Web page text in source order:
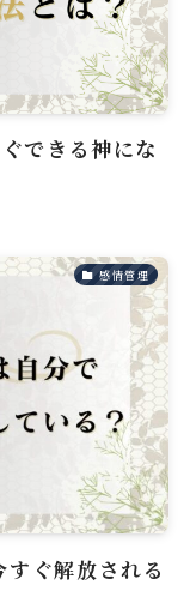
できる神にな
感情管理
ぐ解放される